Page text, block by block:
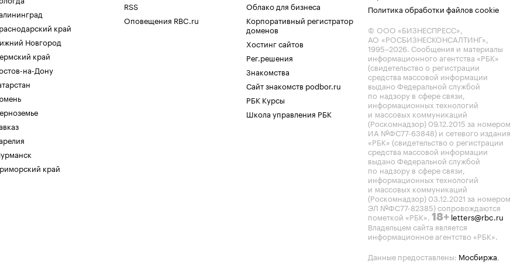
край
Новгород
край
на-Дону
край
RSS
Оповещения RBC.ru
Облако для бизнеса
Корпоративный регистратор
доменов
Хостинг сайтов
Рег.решения
Знакомства
Сайт знакомств podbor.ru
РБК Курсы
Школа управления РБК
Политика обработки файлов cookie
© ООО «БИЗНЕСПРЕСС»,
АО «РОСБИЗНЕСКОНСАЛТИНГ»,
1995–2026. Сообщения и материалы
информационного агентства «РБК»
(свидетельство о регистрации
средства массовой информации
выдано Федеральной службой
по надзору в сфере связи,
информационных технологий
и массовых коммуникаций
(Роскомнадзор) 09.12.2015 за номером
ИА №ФС77-63848) и сетевого издания
«РБК» (свидетельство о регистрации
средства массовой информации
выдано Федеральной службой
по надзору в сфере связи,
информационных технологий
и массовых коммуникаций
(Роскомнадзор) 03.12.2021 за номером
ЭЛ №ФС77-82385) сопровождаются
пометкой «РБК». 18+ letters@rbc.ru
Владельцем сайта является
информационное агентство «РБК».
Данные предоставлены: Мосбиржа,